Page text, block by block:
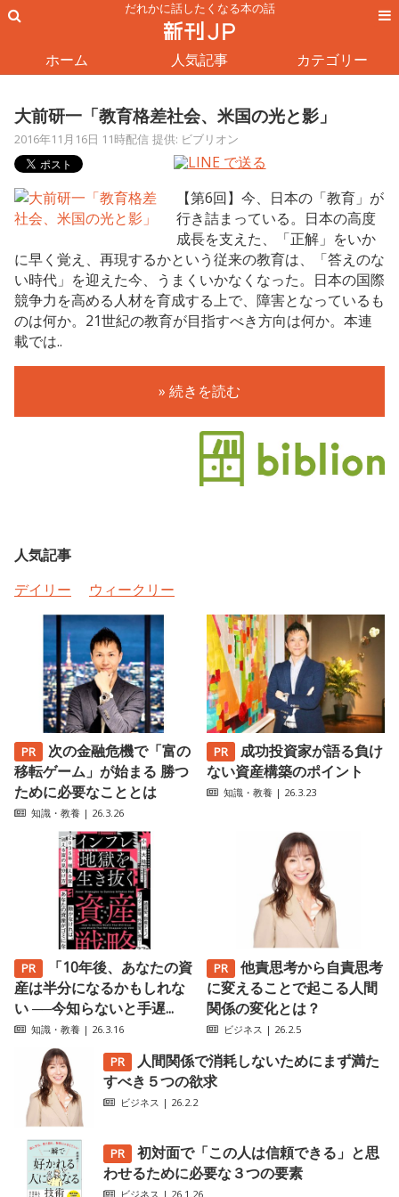
だれかに話したくなる本の話
ホーム 人気記事 カテゴリー
大前研一「教育格差社会、米国の光と影」
2016年11月16日 11時配信 提供: ビブリオン
【第6回】今、日本の「教育」が
行き詰まっている。日本の高度
成長を支えた、「正解」をいか
に早く覚え、再現するかという従来の教育は、「答えのな
い時代」を迎えた今、うまくいかなくなった。日本の国際
競争力を高める人材を育成する上で、障害となっているも
のは何か。21世紀の教育が目指すべき方向は何か。本連
載では..
» 続きを読む
人気記事
デイリー
ウィークリー
次の金融危機で「富の
移転ゲーム」が始まる 勝つ
ために必要なこととは
知識・教養 | 26.3.26
成功投資家が語る負け
ない資産構築のポイント
知識・教養 | 26.3.23
「10年後、あなたの資
産は半分になるかもしれな
い ──今知らないと手遅...
知識・教養 | 26.3.16
他責思考から自責思考
に変えることで起こる人間
関係の変化とは？
ビジネス | 26.2.5
人間関係で消耗しないためにまず満た
すべき５つの欲求
ビジネス | 26.2.2
初対面で「この人は信頼できる」と思
わせるために必要な３つの要素
ビジネス | 26.1.26